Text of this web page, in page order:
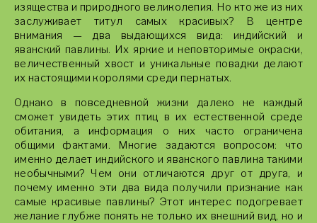
изящества и природного великолепия. Но кто же из них
заслуживает титул самых красивых? В центре
внимания — два выдающихся вида: индийский и
яванский павлины. Их яркие и неповторимые окраски,
величественный хвост и уникальные повадки делают
их настоящими королями среди пернатых.
Однако в повседневной жизни далеко не каждый
сможет увидеть этих птиц в их естественной среде
обитания, а информация о них часто ограничена
общими фактами. Многие задаются вопросом: что
именно делает индийского и яванского павлина такими
необычными? Чем они отличаются друг от друга, и
почему именно эти два вида получили признание как
самые красивые павлины? Этот интерес подогревает
желание глубже понять не только их внешний вид, но и